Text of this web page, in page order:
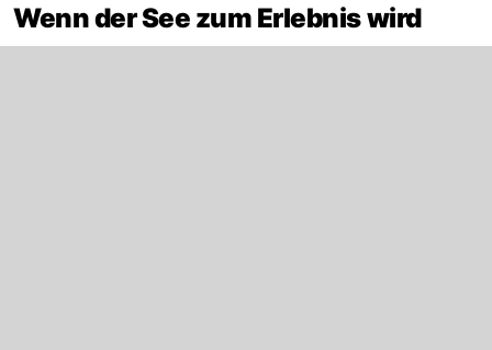
Wenn der See zum Erlebnis wird